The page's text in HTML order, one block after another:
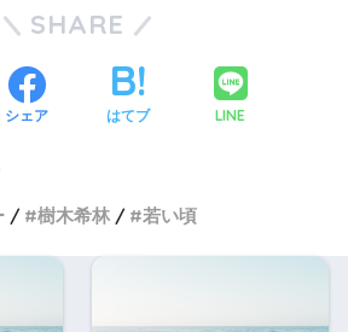
SHARE
シェア はてブ LINE
樹木希林 若い頃